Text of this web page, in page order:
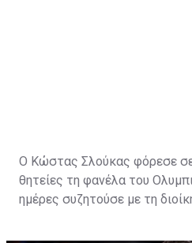
Ο Κώστας Σλούκας φόρεσε
θητείες τη φανέλα του
ημέρες συζητούσε με τη
πιθανότατα την καριέρα του